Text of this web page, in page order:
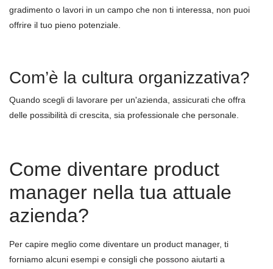
gradimento o lavori in un campo che non ti interessa, non puoi
offrire il tuo pieno potenziale.
Com’è la cultura organizzativa?
Quando scegli di lavorare per un'azienda, assicurati che offra
delle possibilità di crescita, sia professionale che personale.
Come diventare product
manager nella tua attuale
azienda?
Per capire meglio come diventare un product manager, ti
forniamo alcuni esempi e consigli che possono aiutarti a